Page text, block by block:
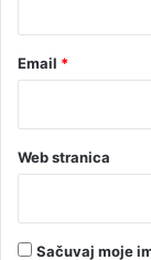
Email *
Web stranica
Sačuvaj moje